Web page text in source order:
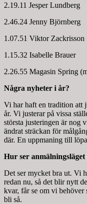
2.19.11 Jesper Lundberg
2.46.24 Jenny Björnberg
1.07.51 Viktor Zackrisson
1.15.32 Isabelle Brauer
2.26.55 Magasin Spring
Några nyheter i år?
Vi har haft en tradition att
år. Vi justerar på vissa
största justeringen är nog
ändrat sträckan för
där. En uppmaning till
Hur ser anmälningsläget
Det ser mycket bra ut. Vi
redan nu, så det blir nytt
kvar, får se om vi behöver
bli så.